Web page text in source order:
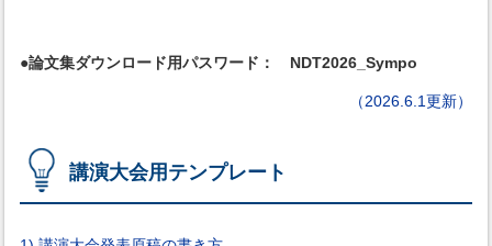
●論文集ダウンロード用パスワード： NDT2026_Sympo
（2026.6.1更新）
講演大会用テンプレート